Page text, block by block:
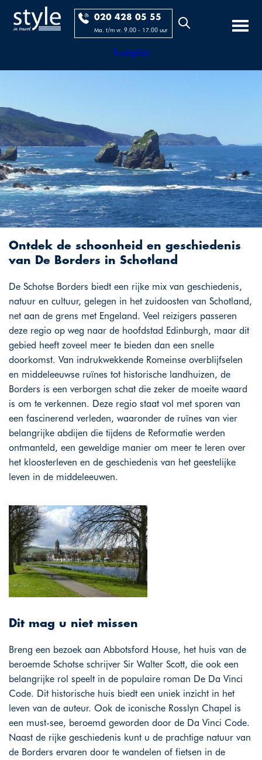
020 428 05 55
Ma. t/m vr. 9.00 - 17.00 uur
Trustpilot
Ontdek de schoonheid en geschiedenis
van De Borders in Schotland
De Schotse Borders biedt een rijke mix van geschiedenis,
natuur en cultuur, gelegen in het zuidoosten van Schotland,
net aan de grens met Engeland. Veel reizigers passeren
deze regio op weg naar de hoofdstad Edinburgh, maar dit
gebied heeft zoveel meer te bieden dan een snelle
doorkomst. Van indrukwekkende Romeinse overblijfselen
en middeleeuwse ruïnes tot historische landhuizen, de
Borders is een verborgen schat die zeker de moeite waard
is om te verkennen. Deze regio staat vol met sporen van
een fascinerend verleden, waaronder de ruïnes van vier
belangrijke abdijen die tijdens de Reformatie werden
ontmanteld, een geweldige manier om meer te leren over
het kloosterleven en de geschiedenis van het geestelijke
leven in de middeleeuwen.
Dit mag u niet missen
Breng een bezoek aan Abbotsford House, het huis van de
beroemde Schotse schrijver Sir Walter Scott, die ook een
belangrijke rol speelt in de populaire roman De Da Vinci
Code. Dit historische huis biedt een uniek inzicht in het
leven van de auteur. Ook de iconische Rosslyn Chapel is
een must-see, beroemd geworden door de Da Vinci Code.
Naast de rijke geschiedenis kunt u de prachtige natuur van
de Borders ervaren door te wandelen of fietsen in de